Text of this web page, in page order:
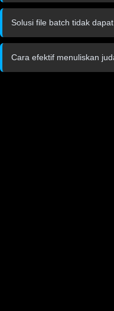
Solusi file batch tidak
Cara efektif menuliskan